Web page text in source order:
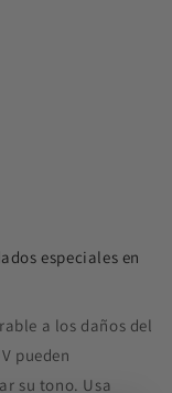
especiales en
a los daños del
pueden
su tono. Usa